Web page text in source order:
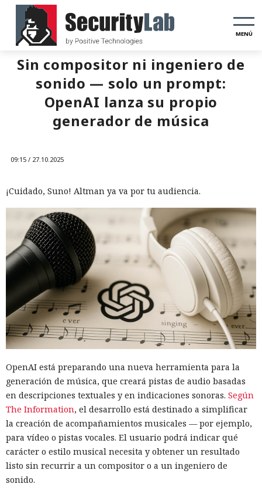
MENÚ
Sin compositor ni ingeniero de
sonido — solo un prompt:
OpenAI lanza su propio
generador de música
09:15 / 27.10.2025
¡Cuidado, Suno! Altman ya va por tu audiencia.
OpenAI está preparando una nueva herramienta para la
generación de música, que creará pistas de audio basadas
en descripciones textuales y en indicaciones sonoras. Según
The Information, el desarrollo está destinado a simplificar
la creación de acompañamientos musicales — por ejemplo,
para vídeo o pistas vocales. El usuario podrá indicar qué
carácter o estilo musical necesita y obtener un resultado
listo sin recurrir a un compositor o a un ingeniero de
sonido.